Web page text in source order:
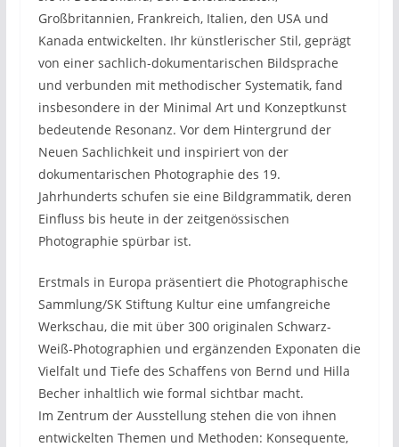
Großbritannien, Frankreich, Italien, den USA und
Kanada entwickelten. Ihr künstlerischer Stil, geprägt
von einer sachlich-dokumentarischen Bildsprache
und verbunden mit methodischer Systematik, fand
insbesondere in der Minimal Art und Konzeptkunst
bedeutende Resonanz. Vor dem Hintergrund der
Neuen Sachlichkeit und inspiriert von der
dokumentarischen Photographie des 19.
Jahrhunderts schufen sie eine Bildgrammatik, deren
Einfluss bis heute in der zeitgenössischen
Photographie spürbar ist.
Erstmals in Europa präsentiert die Photographische
Sammlung/SK Stiftung Kultur eine umfangreiche
Werkschau, die mit über 300 originalen Schwarz-
Weiß-Photographien und ergänzenden Exponaten die
Vielfalt und Tiefe des Schaffens von Bernd und Hilla
Becher inhaltlich wie formal sichtbar macht.
Im Zentrum der Ausstellung stehen die von ihnen
entwickelten Themen und Methoden: Konsequente,